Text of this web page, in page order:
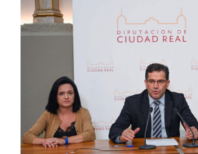
de
basura
obligados
un
impuesto
cuantificado
por
el